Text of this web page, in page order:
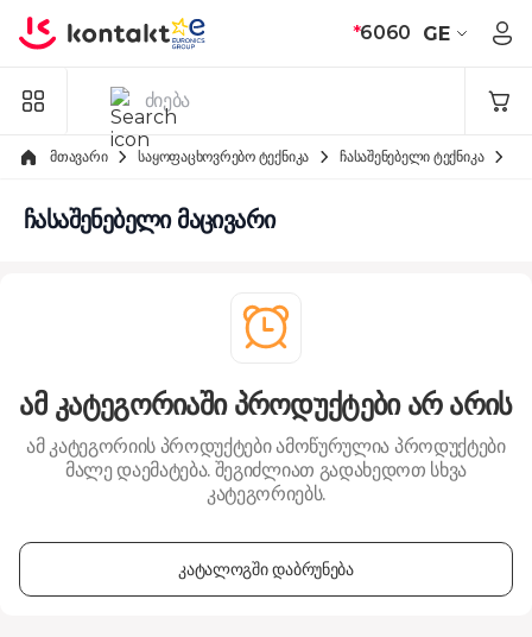
*6060 GE
მთავარი საყოფაცხოვრებო ტექნიკა ჩასაშენებელი ტექნიკა
ჩასაშენებელი მაცივარი
ამ კატეგორიაში პროდუქტები არ არის
ამ კატეგორიის პროდუქტები ამოწურულია პროდუქტები
მალე დაემატება. შეგიძლიათ გადახედოთ სხვა
კატეგორიებს.
კატალოგში დაბრუნება